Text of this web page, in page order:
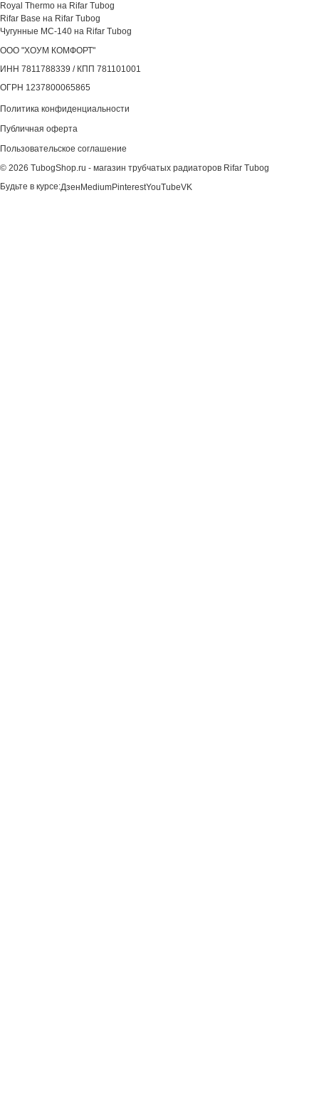
Royal Thermo на Rifar Tubog
Rifar Base на Rifar Tubog
Чугунные МС-140 на Rifar Tubog
ООО "ХОУМ КОМФОРТ"
‍ИНН 7811788339 / КПП 781101001
ОГРН 1237800065865
Политика конфиденциальности
Публичная оферта
Пользовательское соглашение
© 2026 TubogShop.ru - магазин трубчатых радиаторов Rifar Tubog
Будьте в курсе:Дзен MediumPinterestYouTubeVK